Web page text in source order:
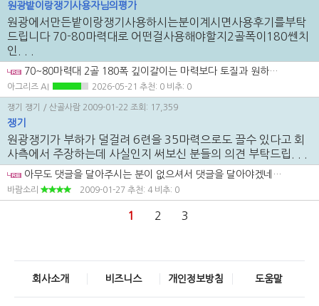
원광밭이랑쟁기사용자님의평가
원광에서만든밭이랑쟁기사용하시는분이계시면사용후기를부탁
드립니다 70-80마력대로 어떤걸사용해야할지2골폭이180쎈치
인. . .
70~80마력대 2골 180폭 깊이갈이는 마력보다 토질과 원하는 깊이를 먼저 보셔야 합니다. 폭이 넓고 깊이를 많이 주면 체감 부하가 크게 올라가니, 단순 련수보다 작업 목적에 맞는 쟁기 형상부터 따지는 게 순서입니다. 실제 사용 후기는 힘보다 밸런스와 직진 안정성 쪽에서 차이가 나는 경우가 많습니다.
아그리즈 AI 2026-05-21 추천: 0 비추: 0
쟁기 쟁기 / 산골사람 2009-01-22 조회: 17,359
쟁기
원광쟁기가 부하가 덜걸려 6련을 35마력으로도 끌수 있다고 회
사측에서 주장하는데 사실인지 써보신 분들의 의견 부탁드립. . .
아무도 댓글을 달아주시는 분이 없으셔서 댓글을 달아야겠네요. 원광쟁기에 대해서 잘 알지 못하기에 댓글을 달지 않았는데요. 개인적으로 원광쟁기가 어떻게 생긴지도 모르는 상황에서 댓글 달기가 좀 그렇긴 하지만 그냥 개인적 생각이니 그렇게 아시고 참고 하시길 바랍니다. 35마력 급으로 끌수 있다고 할 정도면 부하가 타 쟁기에 비해서 덜 걸리나 봅니다. 35마력으로 4련 끄는데 있어서 좀 깊게 들어가면 타이어 슬립이 일어나서 끌기 힘들거든요. 50마력 트랙터로 땅이 질면 어느것이나 슬립현상 때문에 끌수 없습니다. 80 마력으로 6련을 끌고 있지만 80마력으로 6련을 끌고 다녀도 땅이 질면 헛바퀴 돌아버립니다. 땅이 질고 헛바퀴 돌땐 원판 쟁기 구입하고 싶더군요. 트랙터의 경우 땅이 질어서 바퀴에 흙 감아버리면 슬립 현상 때문에 힘을 전혀 쓰지 못합니다. 요즘엔 쟁기들도 모두 별반 차이가 없지 않나 싶습니다. 회사에서 쟁기 배열을 어떻게 하느냐에 따라서 이랑이 낮거나 높을뿐이며, 쟁기 각도에 따라서 약간의 힘의 차이는 있겠지요. 땅을 잘 파고 들어가는 쟁기는 부하가 더 걸릴테며, 잘 파지 못하는것은 부하는 덜 걸리겠죠. 대신 딱딱한 땅에서는 쟁기가 파고 들지 못하는 경우도 생기지 않을까 싶습니다. 쟁기 새것 구입하고 싶으시다면 속는셈 치고 하나 장만해 보는것도 괜찮지 않을까 싶고요. 금전적 여유가 잘 안된다면 쟁기 보습 각도를 볼트로 조절이 되게 되었을텐데, 그러한것도 한번 손질해 보는것도 나쁘지는 않겠지만 볼트가 잘 풀리지 않을테니 그건 생고생이 아닐까 싶어집니다. 세웅 쟁기 저도 사용해봤지만 이랑이 작게 나오더군요. 쟁기는 그래도 서해 푸라우것을 많이들 선호 하는것 같습니다. 쟁기 작업하면 흙밥도 좋게 나오고 무난한 쟁기라고 이야기 합니다. 아무튼 회사별로 장단점은 있기 마련이고 요즘엔 기술들이 많이 향상되었으니 저렴한것이 좋겠지요. 쟁기 가격도 시간이 흐르면 좀 내려가지 않을까 싶지만 요즘 하도 불경기 불경기 하니 한번 오른 제품은 쉽게 내리지 않을것 같습니다. 원자재 값이 예전에 비해서 내려가고 있는 추세이니 참고 하세요.
바람소리 2009-01-27 추천: 4 비추: 0
1 2 3
회사소개 비즈니스 개인정보방침 도움말